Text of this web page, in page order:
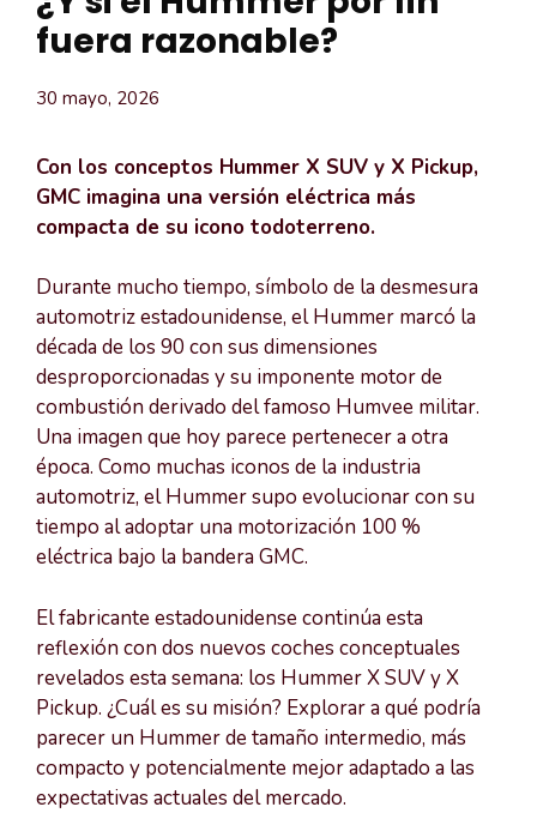
fuera razonable?
30 mayo, 2026
Con los conceptos Hummer X SUV y X Pickup,
GMC imagina una versión eléctrica más
compacta de su icono todoterreno.
Durante mucho tiempo, símbolo de la desmesura
automotriz estadounidense, el Hummer marcó la
década de los 90 con sus dimensiones
desproporcionadas y su imponente motor de
combustión derivado del famoso Humvee militar.
Una imagen que hoy parece pertenecer a otra
época. Como muchas iconos de la industria
automotriz, el Hummer supo evolucionar con su
tiempo al adoptar una motorización 100 %
eléctrica bajo la bandera GMC.
El fabricante estadounidense continúa esta
reflexión con dos nuevos coches conceptuales
revelados esta semana: los Hummer X SUV y X
Pickup. ¿Cuál es su misión? Explorar a qué podría
parecer un Hummer de tamaño intermedio, más
compacto y potencialmente mejor adaptado a las
expectativas actuales del mercado.